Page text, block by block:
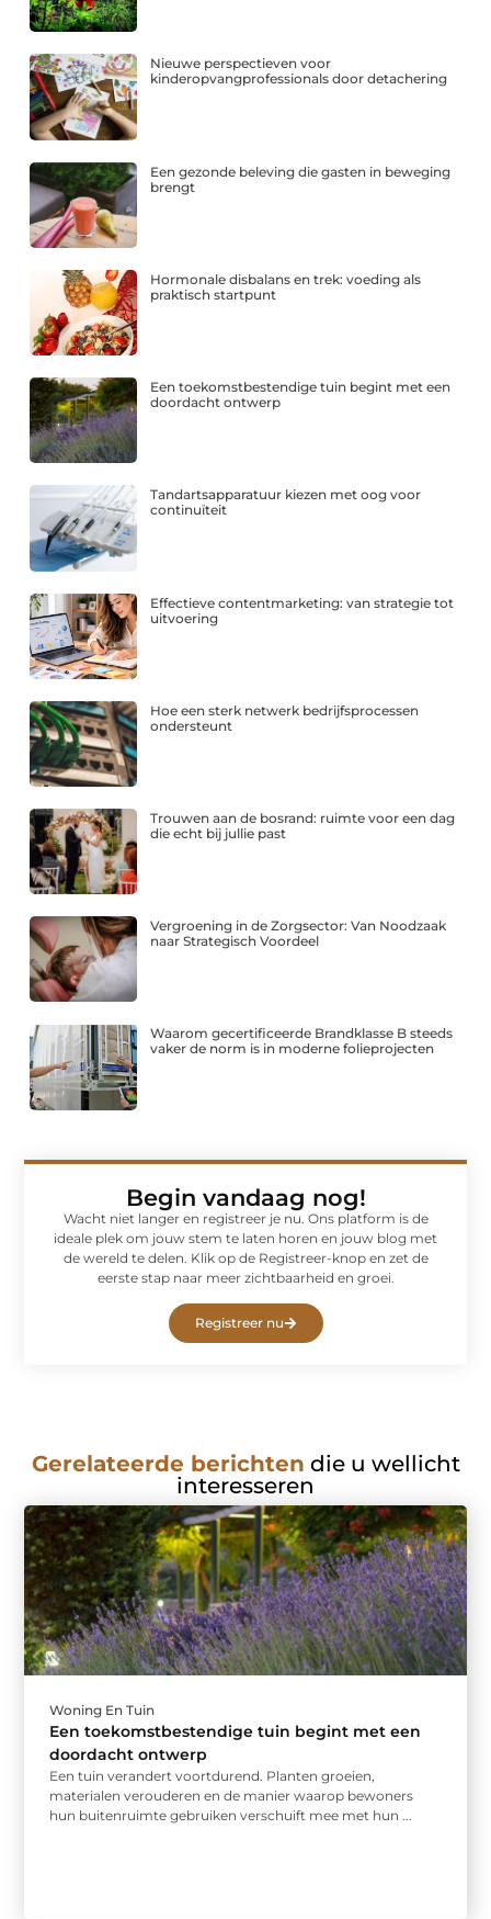
Nieuwe perspectieven voor
kinderopvangprofessionals door detachering
Een gezonde beleving die gasten in beweging
brengt
Hormonale disbalans en trek: voeding als
praktisch startpunt
Een toekomstbestendige tuin begint met een
doordacht ontwerp
Tandartsapparatuur kiezen met oog voor
continuïteit
Effectieve contentmarketing: van strategie tot
uitvoering
Hoe een sterk netwerk bedrijfsprocessen
ondersteunt
Trouwen aan de bosrand: ruimte voor een dag
die echt bij jullie past
Vergroening in de Zorgsector: Van Noodzaak
naar Strategisch Voordeel
Waarom gecertificeerde Brandklasse B steeds
vaker de norm is in moderne folieprojecten
Begin vandaag nog!
Wacht niet langer en registreer je nu. Ons platform is de
ideale plek om jouw stem te laten horen en jouw blog met
de wereld te delen. Klik op de Registreer-knop en zet de
eerste stap naar meer zichtbaarheid en groei.
Registreer nu
Gerelateerde berichten die u wellicht
interesseren
Woning En Tuin
Een toekomstbestendige tuin begint met een
doordacht ontwerp
Een tuin verandert voortdurend. Planten groeien,
materialen verouderen en de manier waarop bewoners
hun buitenruimte gebruiken verschuift mee met hun ...